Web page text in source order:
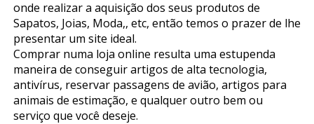
onde realizar a aquisição dos seus produtos de
Sapatos, Joias, Moda,, etc, então temos o prazer de lhe
presentar um site ideal.
Comprar numa loja online resulta uma estupenda
maneira de conseguir artigos de alta tecnologia,
antivírus, reservar passagens de avião, artigos para
animais de estimação, e qualquer outro bem ou
serviço que você deseje.